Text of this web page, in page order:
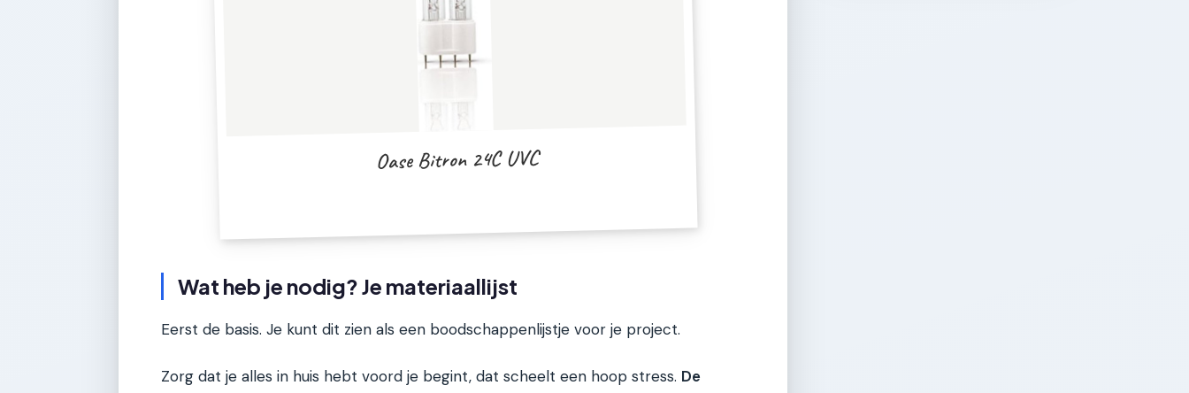
Oase Bitron 24C UVC
Wat heb je nodig? Je materiaallijst
Eerst de basis. Je kunt dit zien als een boodschappenlijstje voor je project.
Zorg dat je alles in huis hebt voord je begint, dat scheelt een hoop stress. De